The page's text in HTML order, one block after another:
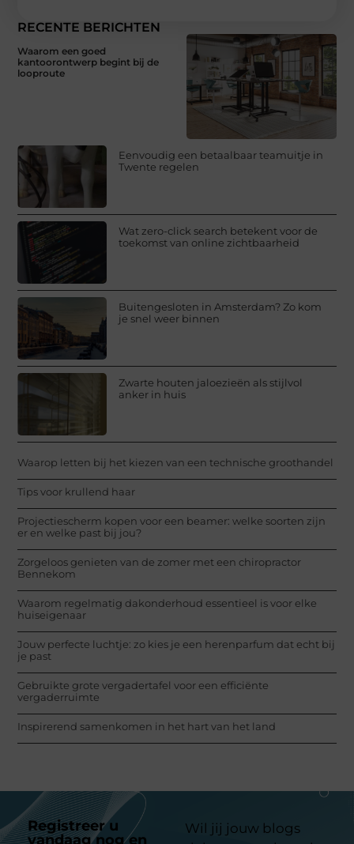
RECENTE BERICHTEN
Waarom een goed
kantoorontwerp begint bij de
looproute
Eenvoudig een betaalbaar teamuitje in
Twente regelen
Wat zero-click search betekent voor de
toekomst van online zichtbaarheid
Buitengesloten in Amsterdam? Zo kom
je snel weer binnen
Zwarte houten jaloezieën als stijlvol
anker in huis
Waarop letten bij het kiezen van een technische groothandel
Tips voor krullend haar
Projectiescherm kopen voor een beamer: welke soorten zijn
er en welke past bij jou?
Zorgeloos genieten van de zomer met een chiropractor
Bennekom
Waarom regelmatig dakonderhoud essentieel is voor elke
huiseigenaar
Jouw perfecte luchtje: zo kies je een herenparfum dat echt bij
je past
Gebruikte grote vergadertafel voor een efficiënte
vergaderruimte
Inspirerend samenkomen in het hart van het land
Registreer u
vandaag nog en
Wil jij jouw blogs